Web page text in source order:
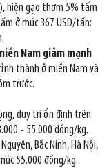
hiện gạo thơm 5% tấm
ở mức 367 USD/tấn;
Nam giảm mạnh
thành ở miền Nam và
trước.
duy trì ổn định trên
- 55.000 đồng/kg.
Bắc Ninh, Hà Nội,
55.000 đồng/kg.